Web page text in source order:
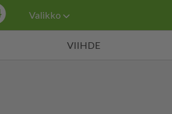
Valikko
VIIHDE